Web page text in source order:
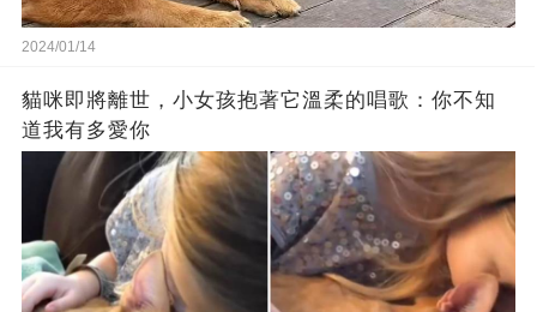
2024/01/14
貓咪即將離世，小女孩抱著它溫柔的唱歌：你不知
道我有多愛你